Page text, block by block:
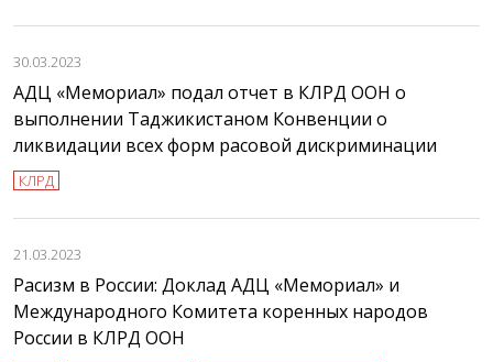
30.03.2023
АДЦ «Мемориал» подал отчет в КЛРД ООН о
выполнении Таджикистаном Конвенции о
ликвидации всех форм расовой дискриминации
КЛРД
21.03.2023
Расизм в России: Доклад АДЦ «Мемориал» и
Международного Комитета коренных народов
России в КЛРД ООН